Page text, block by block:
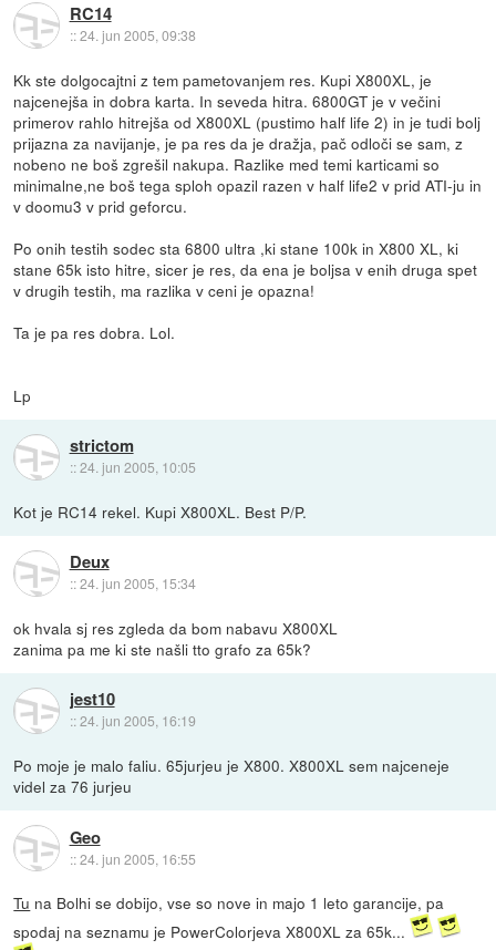
RC14
::24. jun 2005, 09:38
Kk ste dolgocajtni z tem pametovanjem res. Kupi X800XL, je
najcenejša in dobra karta. In seveda hitra. 6800GT je v večini
primerov rahlo hitrejša od X800XL (pustimo half life 2) in je tudi bolj
prijazna za navijanje, je pa res da je dražja, pač odloči se sam, z
nobeno ne boš zgrešil nakupa. Razlike med temi karticami so
minimalne,ne boš tega sploh opazil razen v half life2 v prid ATI-ju in
v doomu3 v prid geforcu.
Po onih testih sodec sta 6800 ultra ,ki stane 100k in X800 XL, ki
stane 65k isto hitre, sicer je res, da ena je boljsa v enih druga spet
v drugih testih, ma razlika v ceni je opazna!
Ta je pa res dobra. Lol.
Lp
strictom
::24. jun 2005, 10:05
Kot je RC14 rekel. Kupi X800XL. Best P/P.
Deux
::24. jun 2005, 15:34
ok hvala sj res zgleda da bom nabavu X800XL
zanima pa me ki ste našli tto grafo za 65k?
jest10
::24. jun 2005, 16:19
Po moje je malo faliu. 65jurjeu je X800. X800XL sem najceneje
videl za 76 jurjeu
Geo
::24. jun 2005, 16:55
Tu na Bolhi se dobijo, vse so nove in majo 1 leto garancije, pa
spodaj na seznamu je PowerColorjeva X800XL za 65k...